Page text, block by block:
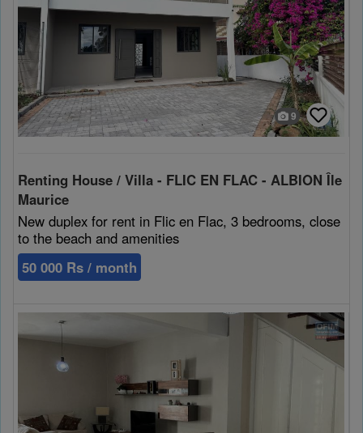
9
Renting House / Villa - FLIC EN FLAC - ALBION Île
Maurice
New duplex for rent in Flic en Flac, 3 bedrooms, close
to the beach and amenities
50 000 Rs / month